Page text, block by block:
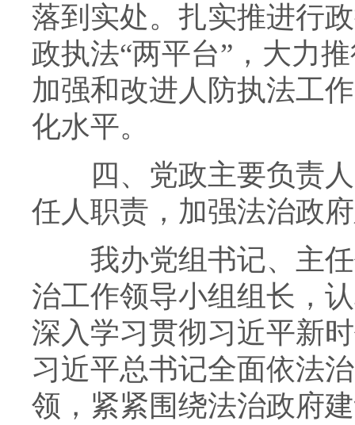
落到实处。扎实推进行
政执法“两平台”，大力
加强和改进人防执法工
化水平。
四、党政主要负责人
任人职责，加强法治政
我办党组书记、主任
治工作领导小组组长，
深入学习贯彻习近平新
习近平总书记全面依法
领，紧紧围绕法治政府